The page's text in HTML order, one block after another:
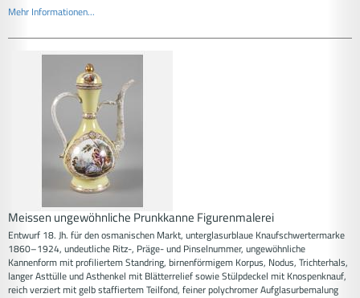
Mehr Informationen...
Meissen ungewöhnliche Prunkkanne Figurenmalerei
Entwurf 18. Jh. für den osmanischen Markt, unterglasurblaue Knaufschwertermarke
1860–1924, undeutliche Ritz-, Präge- und Pinselnummer, ungewöhnliche
Kannenform mit profiliertem Standring, birnenförmigem Korpus, Nodus, Trichterhals,
langer Asttülle und Asthenkel mit Blätterrelief sowie Stülpdeckel mit Knospenknauf,
reich verziert mit gelb staffiertem Teilfond, feiner polychromer Aufglasurbemalung